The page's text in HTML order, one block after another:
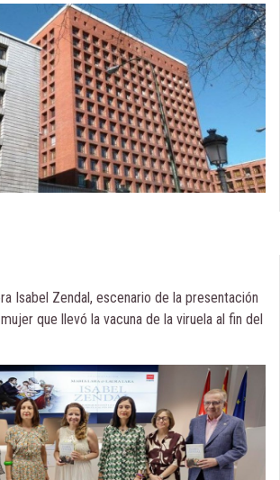
Isabel Zendal, escenario de la presentación
que llevó la vacuna de la viruela al fin del